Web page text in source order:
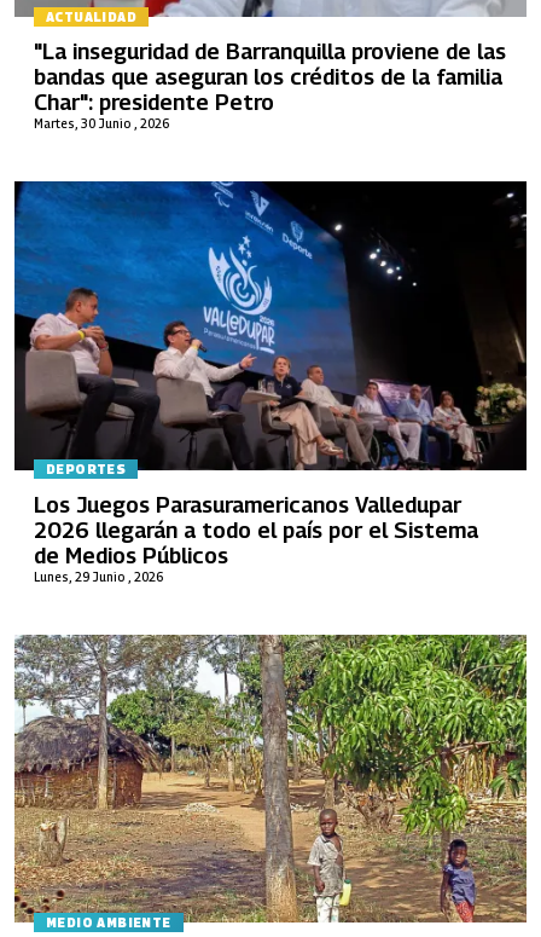
ACTUALIDAD
Martes, 30 Junio , 2026
"La inseguridad de Barranquilla proviene de las
bandas que aseguran los créditos de la familia
Char": presidente Petro
DEPORTES
Lunes, 29 Junio , 2026
Los Juegos Parasuramericanos Valledupar
2026 llegarán a todo el país por el Sistema
de Medios Públicos
MEDIO AMBIENTE